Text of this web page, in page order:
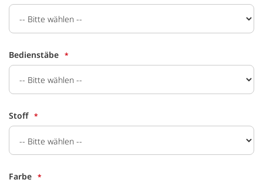
Bedienstäbe
Stoff
Farbe